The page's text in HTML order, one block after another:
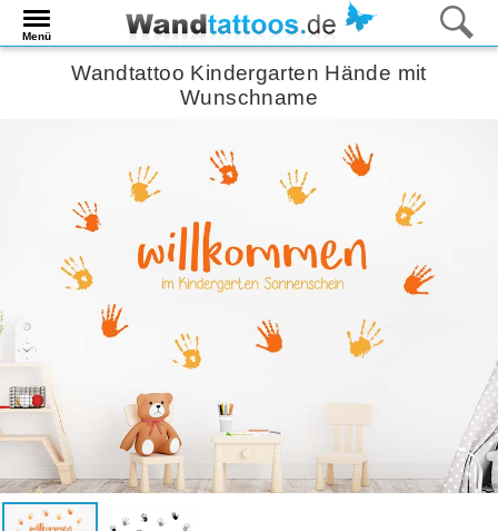
Menü
Wandtattoo Kindergarten Hände mit
Wunschname